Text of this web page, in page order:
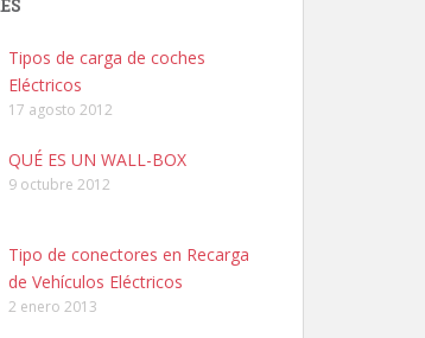
Tipos de carga de coches
Eléctricos
17 agosto 2012
QUÉ ES UN WALL-BOX
9 octubre 2012
Tipo de conectores en Recarga
de Vehículos Eléctricos
2 enero 2013